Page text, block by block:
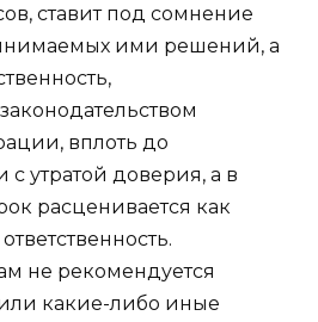
ставит под сомнение
ими решений, а
вплоть до
с утратой доверия, а в
расценивается как
не рекомендуется
какие-либо иные